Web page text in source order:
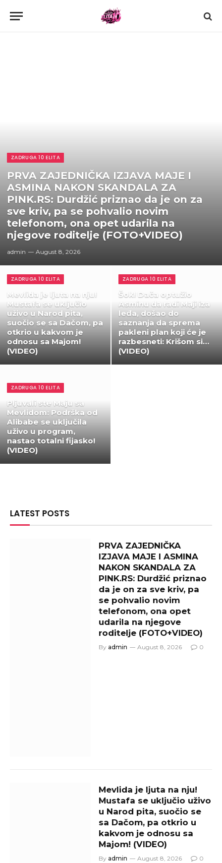
ZADRUGA 10 ELITA
PRVA ZAJEDNIČKA IZJAVA MAJE I
ASMINA NAKON SKANDALA ZA
PINK.RS: Durdžić priznao da je on za
sve kriv, pa se pohvalio novim
telefonom, ona opet udarila na
njegove roditelje (FOTO+VIDEO)
admin August 8, 2026
ZADRUGA 10 ELITA
Mevlida je ljuta na nju!
Mustafa se uključio
uživo u Narod pita,
suočio se sa Dačom, pa
otkrio u kakvom je
odnosu sa Majom!
(VIDEO)
ZADRUGA 10 ELITA
Šok! Dača optužio
Asminu da radi Maji iza
leđa, došao do
saznanja da sprema
pakleni plan koji će je
razbesneti: Krišom si…
(VIDEO)
ZADRUGA 10 ELITA
Pljuvali ste Maju sa
Mevlidom: Podrška od
Alibabe se uključila
uživo u program,
nastao totalni fijasko!
(VIDEO)
LATEST POSTS
PRVA ZAJEDNIČKA
IZJAVA MAJE I ASMINA
NAKON SKANDALA ZA
PINK.RS: Durdžić priznao
da je on za sve kriv, pa
se pohvalio novim
telefonom, ona opet
udarila na njegove
roditelje (FOTO+VIDEO)
By admin August 8, 2026 0
Mevlida je ljuta na nju!
Mustafa se uključio uživo
u Narod pita, suočio se
sa Dačom, pa otkrio u
kakvom je odnosu sa
Majom! (VIDEO)
By admin August 8, 2026 0